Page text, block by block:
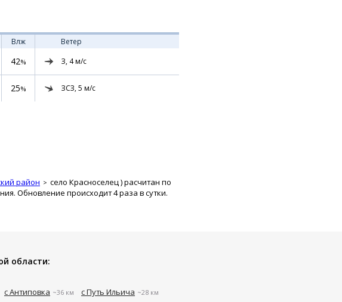
Влж
Ветер
42% З, 4м/с
25% ЗСЗ, 5 м/с
район село Красноселец) расчитан по
Обновление происходит 4 раза в сутки.
области:
с Антиповка ~36 км с Путь Ильича ~28 км